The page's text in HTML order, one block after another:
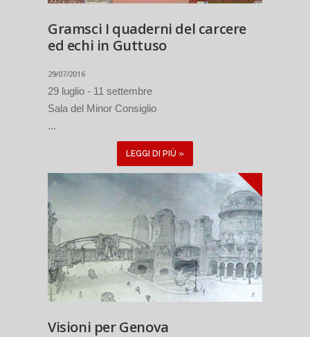
Gramsci I quaderni del carcere
ed echi in Guttuso
29/07/2016
29 luglio - 11 settembre
Sala del Minor Consiglio
...
LEGGI DI PIÙ »
Visioni per Genova